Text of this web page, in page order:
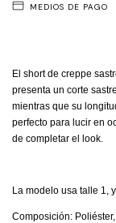
MEDIOS DE PAGO
El short de creppe
presenta un corte
mientras que su
perfecto para lucir en
de completar el look.
La modelo usa talle 1,
Composición: